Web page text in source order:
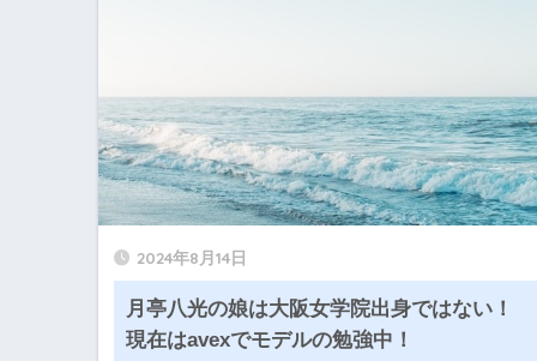
2024年8月14日
月亭八光の娘は大阪女学院出身ではない！
現在はavexでモデルの勉強中！